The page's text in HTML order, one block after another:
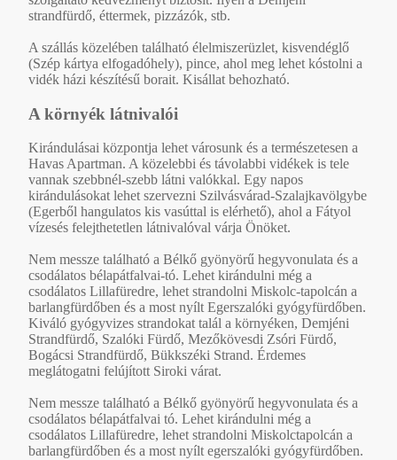
strandfürdő, éttermek, pizzázók, stb.
A szállás közelében található élelmiszerüzlet, kisvendéglő
(Szép kártya elfogadóhely), pince, ahol meg lehet kóstolni a
vidék házi készítésű borait. Kisállat behozható.
A környék látnivalói
Kirándulásai központja lehet városunk és a természetesen a
Havas Apartman. A közelebbi és távolabbi vidékek is tele
vannak szebbnél-szebb látni valókkal. Egy napos
kirándulásokat lehet szervezni Szilvásvárad-Szalajkavölgybe
(Egerből hangulatos kis vasúttal is elérhető), ahol a Fátyol
vízesés felejthetetlen látnivalóval várja Önöket.
Nem messze található a Bélkő gyönyörű hegyvonulata és a
csodálatos bélapátfalvai-tó. Lehet kirándulni még a
csodálatos Lillafüredre, lehet strandolni Miskolc-tapolcán a
barlangfürdőben és a most nyílt Egerszalóki gyógyfürdőben.
Kiváló gyógyvizes strandokat talál a környéken, Demjéni
Strandfürdő, Szalóki Fürdő, Mezőkövesdi Zsóri Fürdő,
Bogácsi Strandfürdő, Bükkszéki Strand. Érdemes
meglátogatni felújított Siroki várat.
Nem messze található a Bélkő gyönyörű hegyvonulata és a
csodálatos bélapátfalvai tó. Lehet kirándulni még a
csodálatos Lillafüredre, lehet strandolni Miskolctapolcán a
barlangfürdőben és a most nyílt egerszalóki gyógyfürdőben.